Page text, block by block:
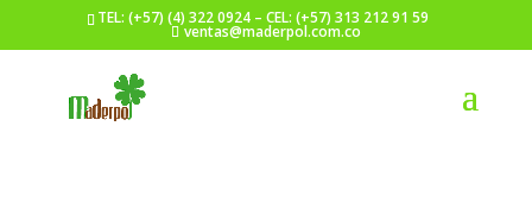
TEL: (+57) (4) 322 0924 – CEL: (+57) 313 212 91 59
ventas@maderpol.com.co